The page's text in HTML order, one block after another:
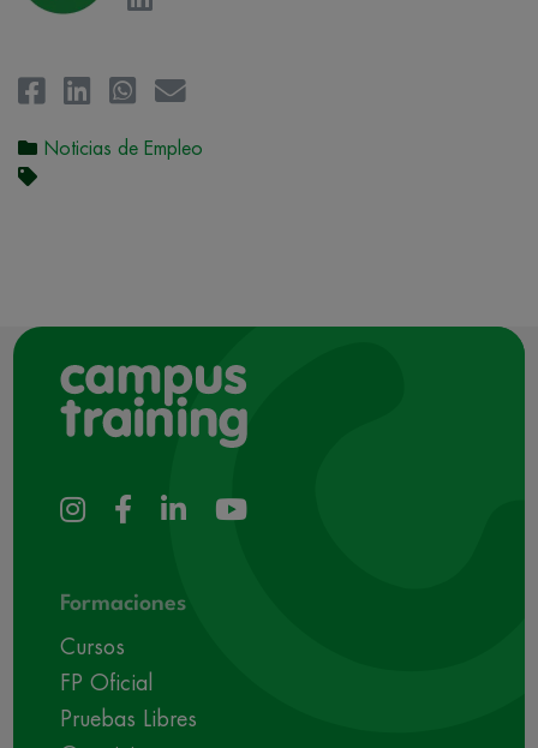
Noticias de Empleo
Formaciones
Cursos
FP Oficial
Pruebas Libres